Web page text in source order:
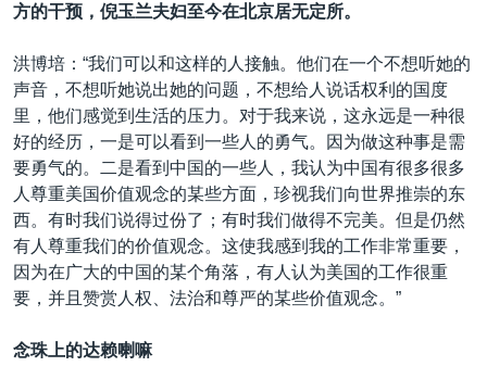
方的干预，倪玉兰夫妇至今在北京居无定所。
洪博培：“我们可以和这样的人接触。他们在一个不想听她的
声音，不想听她说出她的问题，不想给人说话权利的国度
里，他们感觉到生活的压力。对于我来说，这永远是一种很
好的经历，一是可以看到一些人的勇气。因为做这种事是需
要勇气的。二是看到中国的一些人，我认为中国有很多很多
人尊重美国价值观念的某些方面，珍视我们向世界推崇的东
西。有时我们说得过份了；有时我们做得不完美。但是仍然
有人尊重我们的价值观念。这使我感到我的工作非常重要，
因为在广大的中国的某个角落，有人认为美国的工作很重
要，并且赞赏人权、法治和尊严的某些价值观念。”
念珠上的达赖喇嘛